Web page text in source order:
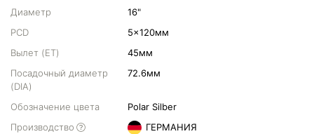
Диаметр
16"
PCD
5x120мм
Вылет (ET)
45мм
Посадочный диаметр
(DIA)
72.6мм
Обозначение цвета
Polar Silber
Производство
ГЕРМАНИЯ